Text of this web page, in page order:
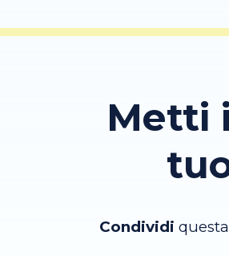
Metti
Condividi